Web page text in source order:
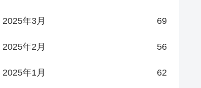
2025年3月 69
2025年2月 56
2025年1月 62